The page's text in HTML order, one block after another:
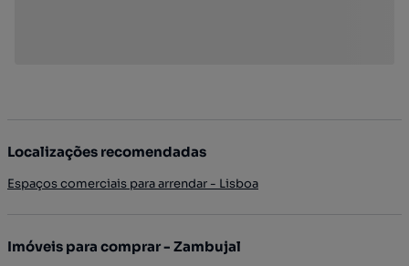
Localizações recomendadas
Espaços comerciais para arrendar - Lisboa
Imóveis para comprar - Zambujal